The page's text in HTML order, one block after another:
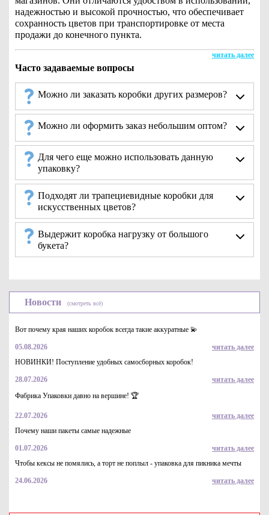
надежностью и высокой прочностью, что обеспечивает
сохранность цветов при транспортировке от места
продажи до конечного пункта.
Компания «Фабрика Упаковки» производит и предлагает
купить коробки в форме трапеции для цветов оптом в
любых количествах и по доступным ценам в Москве. В
каталоге вы найдете большое разнообразие моделей,
отличающихся:
размерами (маленькие, средние, большие);
цветами (белый, бурый);
отсутствием или наличием гибких тканевых ручек.
Преимущества использования
Для всех коробок в форме трапеции из картона с
крышкой под цветы характерны такие преимущества,
как:
декоративность, позволяющая использовать их для
читать далее
Часто задаваемые вопросы
Можно ли заказать коробки других размеров?
Можно ли оформить заказ небольшим оптом?
Для чего еще можно использовать данную
упаковку?
Подходят ли трапециевидные коробки для
искусственных цветов?
Выдержит коробка нагрузку от большого
букета?
Новости (смотреть всё)
Вот почему края наших коробок всегда такие аккуратные 💫
05.08.2026
читать далее
НОВИНКИ! Поступление удобных самосборных коробок!
28.07.2026
читать далее
Фабрика Упаковки давно на вершине! 🏆
22.07.2026
читать далее
Почему наши пакеты самые надежные
01.07.2026
читать далее
Чтобы кексы не помялись, а торт не поплыл - упаковка для пикника мечты
24.06.2026 читать далее